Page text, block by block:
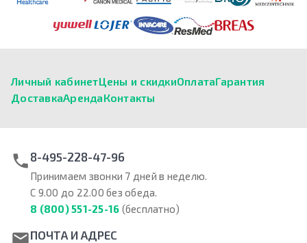
Личный кабинетЦены и скидкиОплатаГарантия
ДоставкаАрендаКонтакты
8-495-228-47-96
Принимаем звонки 7 дней в неделю.
С 9.00 до 22.00 без обеда.
8 (800) 551-25-16 (бесплатно)
ПОЧТА И АДРЕС